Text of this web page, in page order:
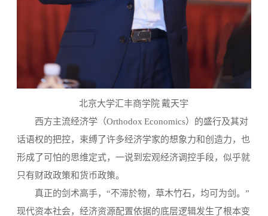
北京大学汇丰商学院 戴天宇
西方主流经济学（Orthodox Economics）的盛行及其对
话语权的把控，束缚了许多经济学家的想象力和创造力，也
形成了可怕的思维定式，一说到宏观经济调控手段，似乎就
只有财政政策和货币政策。
真正的剑术高手，“不滞於物，草木竹石，均可为剑。”
现代资本社会，经济资源配置依据的底层逻辑发生了根本变